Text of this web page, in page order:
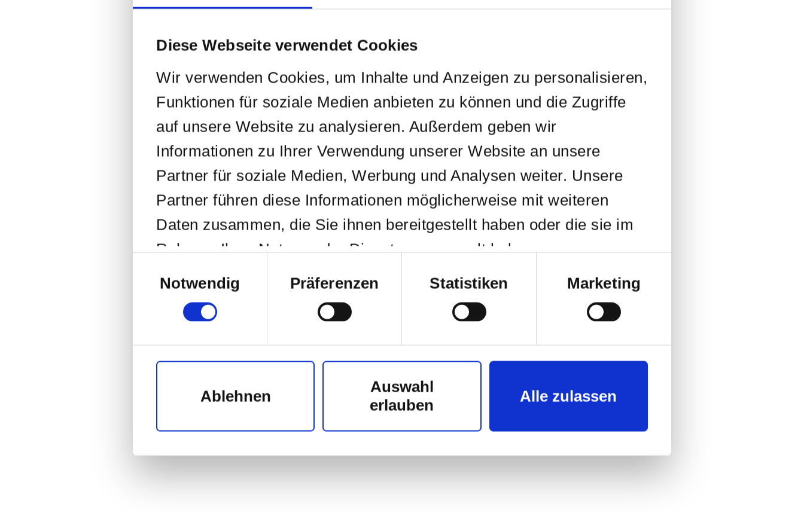
Diese Webseite verwendet Cookies
Wir verwenden Cookies, um Inhalte und Anzeigen zu personalisieren,
Funktionen für soziale Medien anbieten zu können und die Zugriffe
auf unsere Website zu analysieren. Außerdem geben wir
Informationen zu Ihrer Verwendung unserer Website an unsere
Partner für soziale Medien, Werbung und Analysen weiter. Unsere
Partner führen diese Informationen möglicherweise mit weiteren
Daten zusammen, die Sie ihnen bereitgestellt haben oder die sie im
Rahmen Ihrer Nutzung der Dienste gesammelt haben.
Einwilligungsauswahl
Notwendig
Präferenzen Statistiken Marketing
Ablehnen
Auswahl
erlauben
Alle zulassen